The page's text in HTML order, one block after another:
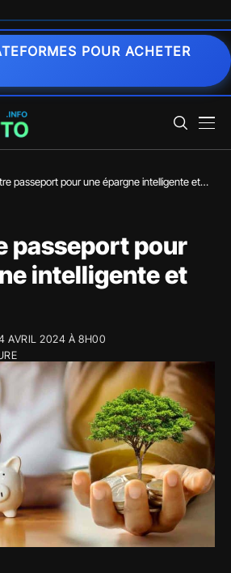
POUR ACHETER
passeport pour une épargne intelligente et
passeport pour
intelligente et
AVRIL 2024 À 8H00